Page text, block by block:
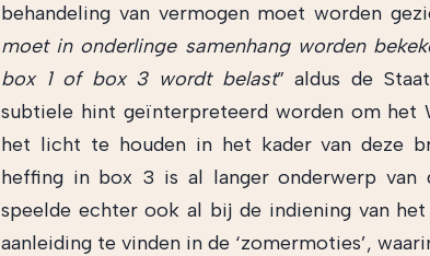
behandeling van vermogen moet worden
moet in onderlinge samenhang worden
box 1 of box 3 wordt belast” aldus de
subtiele hint geïnterpreteerd worden om het
het licht te houden in het kader van deze
heffing in box 3 is al langer onderwerp van
speelde echter ook al bij de indiening van
aanleiding te vinden in de ‘zomermoties’,